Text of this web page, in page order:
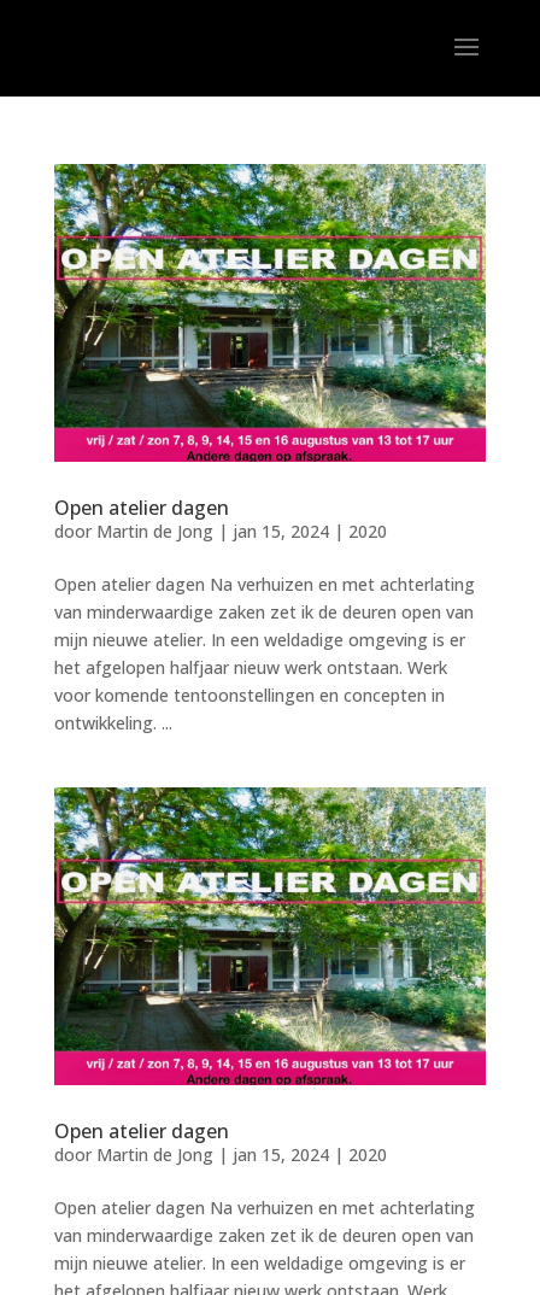
Open atelier dagen
door Martin de Jong| jan 15, 2024| 2020
Open atelier dagen Na verhuizen en met achterlating
van minderwaardige zaken zet ik de deuren open van
mijn nieuwe atelier. In een weldadige omgeving is er
het afgelopen halfjaar nieuw werk ontstaan. Werk
voor komende tentoonstellingen en concepten in
ontwikkeling. ...
Open atelier dagen
door Martin de Jong| jan 15, 2024| 2020
Open atelier dagen Na verhuizen en met achterlating
van minderwaardige zaken zet ik de deuren open van
mijn nieuwe atelier. In een weldadige omgeving is er